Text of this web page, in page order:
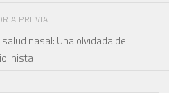
PREVIA
nasal: Una olvidada del